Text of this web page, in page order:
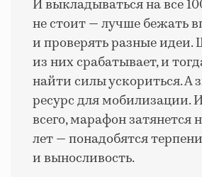
И выкладываться на все
не стоит — лучше бежать
и проверять разные идеи.
из них срабатывает, и
найти силы ускориться. А
ресурс для мобилизации.
всего, марафон затянется
лет — понадобятся
и выносливость.